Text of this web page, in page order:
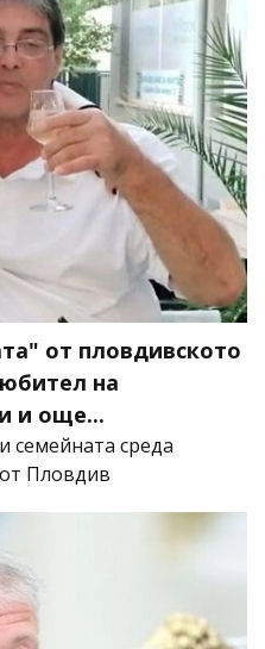
от пловдивското
на
и още...
семейната среда
Пловдив